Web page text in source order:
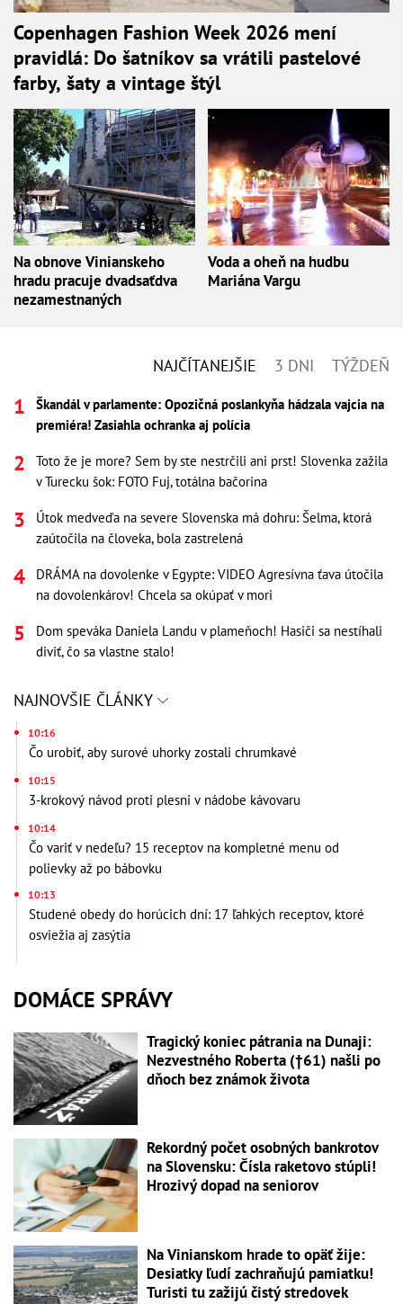
Copenhagen Fashion Week 2026 mení
pravidlá: Do šatníkov sa vrátili pastelové
farby, šaty a vintage štýl
Na obnove Vinianskeho
hradu pracuje dvadsaťdva
nezamestnaných
Voda a oheň na hudbu
Mariána Vargu
NAJČÍTANEJŠIE 3 DNI TÝŽDEŇ
Škandál v parlamente: Opozičná poslankyňa hádzala vajcia na
premiéra! Zasiahla ochranka aj polícia
Toto že je more? Sem by ste nestrčili ani prst! Slovenka zažila
v Turecku šok: FOTO Fuj, totálna bačorina
Útok medveďa na severe Slovenska má dohru: Šelma, ktorá
zaútočila na človeka, bola zastrelená
DRÁMA na dovolenke v Egypte: VIDEO Agresívna ťava útočila
na dovolenkárov! Chcela sa okúpať v mori
Dom speváka Daniela Landu v plameňoch! Hasiči sa nestíhali
diviť, čo sa vlastne stalo!
NAJNOVŠIE ČLÁNKY
10:16
Čo urobiť, aby surové uhorky zostali chrumkavé
10:15
3-krokový návod proti plesni v nádobe kávovaru
10:14
Čo variť v nedeľu? 15 receptov na kompletné menu od
polievky až po bábovku
10:13
Studené obedy do horúcich dní: 17 ľahkých receptov, ktoré
osviežia aj zasýtia
DOMÁCE SPRÁVY
Tragický koniec pátrania na Dunaji:
Nezvestného Roberta (†61) našli po
dňoch bez známok života
Rekordný počet osobných bankrotov
na Slovensku: Čísla raketovo stúpli!
Hrozivý dopad na seniorov
Na Vinianskom hrade to opäť žije:
Desiatky ľudí zachraňujú pamiatku!
Turisti tu zažijú čistý stredovek